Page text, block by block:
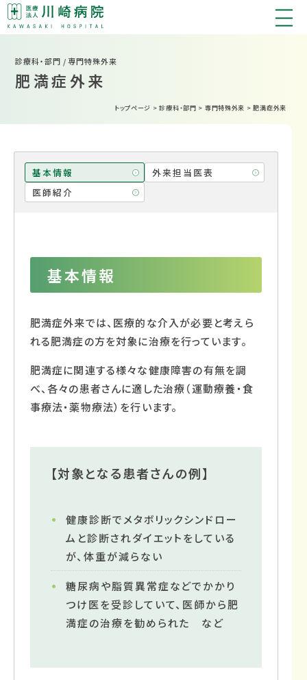
診療科・部門 / 専門特殊外来
肥満症外来
トップページ >診療科・部門 > 専門特殊外来 >肥満症外来
基本情報
外来担当医表
医師紹介
基本情報
肥満症外来では、医療的な介入が必要と考えら
れる肥満症の方を対象に治療を行っています。
肥満症に関連する様々な健康障害の有無を調
べ、各々の患者さんに適した治療（運動療養・食
事療法・薬物療法）を行います。
【対象となる患者さんの例】
健康診断でメタボリックシンドロー
ムと診断されダイエットをしている
が、体重が減らない
糖尿病や脂質異常症などでかかり
つけ医を受診していて、医師から肥
満症の治療を勧められた など